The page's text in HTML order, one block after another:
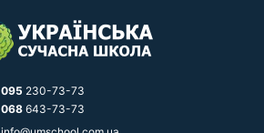
095 230-73-73
068 643-73-73